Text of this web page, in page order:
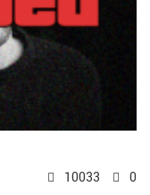
0
10033